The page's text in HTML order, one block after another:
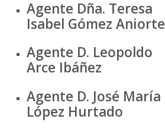
Agente Dña. Teresa
Isabel Gómez Aniorte
Agente D. Leopoldo
Arce Ibáñez
Agente D. José María
López Hurtado